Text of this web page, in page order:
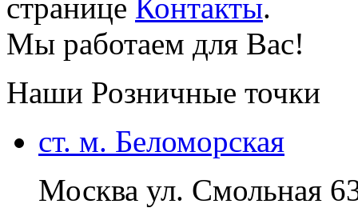
странице Контакты.
Мы работаем для Вас!
Наши Розничные точки
ст. м. Беломорская
Москва ул. Смольная